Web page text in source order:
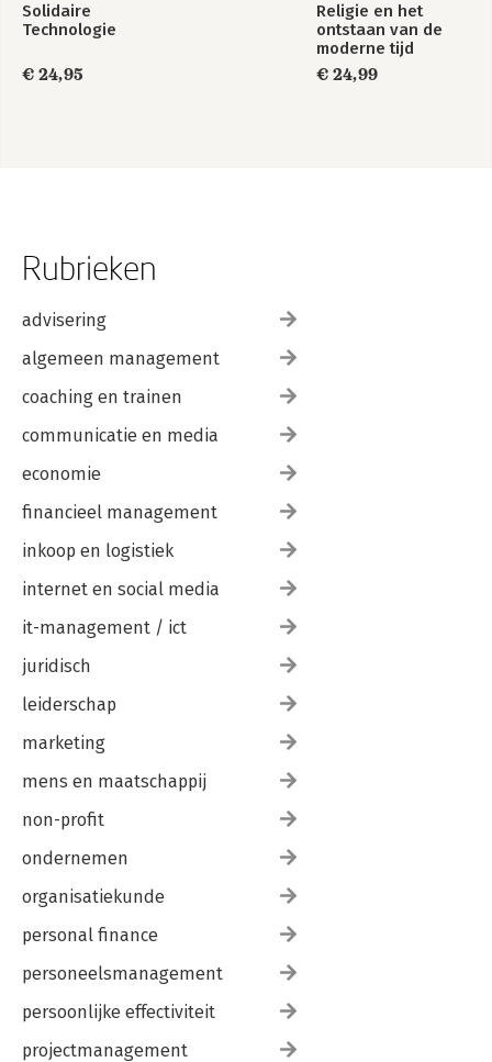
Solidaire
Technologie
€ 24,95
Religie en het
ontstaan van de
moderne tijd
€ 24,99
Rubrieken
advisering
algemeen management
coaching en trainen
communicatie en media
economie
financieel management
inkoop en logistiek
internet en social media
it-management / ict
juridisch
leiderschap
marketing
mens en maatschappij
non-profit
ondernemen
organisatiekunde
personal finance
personeelsmanagement
persoonlijke effectiviteit
projectmanagement